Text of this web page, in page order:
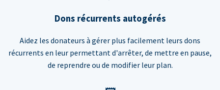
Dons récurrents autogérés
Aidez les donateurs à gérer plus facilement leurs dons
récurrents en leur permettant d'arrêter, de mettre en pause,
de reprendre ou de modifier leur plan.